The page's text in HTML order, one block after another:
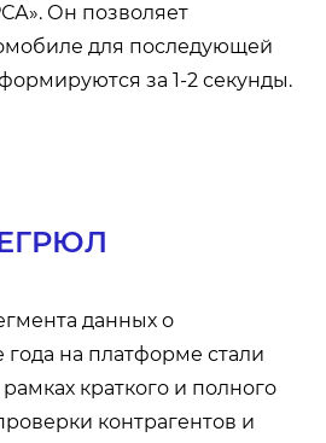
Он позволяет
для последующей
за 1-2 секунды.
ЕГРЮЛ
данных о
на платформе стали
краткого и полного
контрагентов и